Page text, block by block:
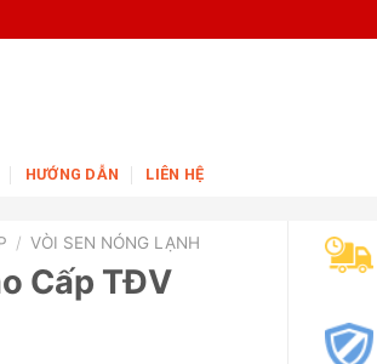
HƯỚNG DẪN LIÊN HỆ
/ VÒI SEN NÓNG LẠNH
Cấp TĐV